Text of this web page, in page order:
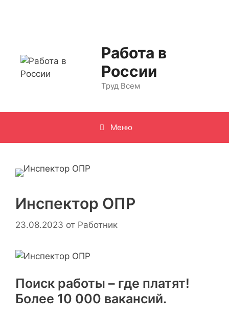
Работа в
России
Труд Всем
Меню
Инспектор ОПР
23.08.2023 от Работник
Поиск работы – где платят!
Более 10 000 вакансий.